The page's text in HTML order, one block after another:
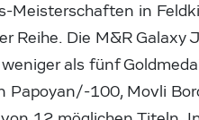
Meisterschaften in
Die M&R Galaxy
als fünf
Papoyan/-100, Movli